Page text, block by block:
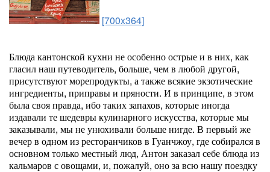
[700x364]
Блюда кантонской кухни не особенно острые и в них, как
гласил наш путеводитель, больше, чем в любой другой,
присутствуют морепродукты, а также всякие экзотические
ингредиенты, приправы и пряности. И в принципе, в этом
была своя правда, ибо таких запахов, которые иногда
издавали те шедевры кулинарного искусства, которые мы
заказывали, мы не унюхивали больше нигде. В первый же
вечер в одном из ресторанчиков в Гуанчжоу, где собирался в
основном только местный люд, Антон заказал себе блюда из
кальмаров с овощами, и, пожалуй, оно за всю нашу поездку